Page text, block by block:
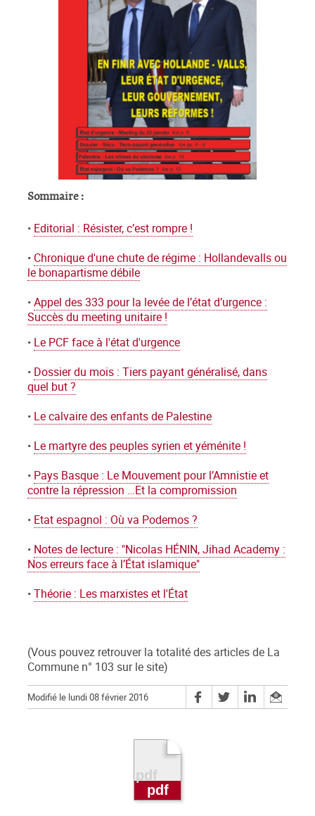
Sommaire :
• Editorial : Résister, c’est rompre !
• Chronique d'une chute de régime : Hollandevalls ou
le bonapartisme débile
•Appel des 333 pour la levée de l’état d’urgence :
Succès du meeting unitaire !
• Le PCF face à l'état d'urgence
• Dossier du mois : Tiers payant généralisé, dans
quel but ?
• Le calvaire des enfants de Palestine
• Le martyre des peuples syrien et yéménite !
• Pays Basque : Le Mouvement pour l’Amnistie et
contre la répression …Et la compromission
• Etat espagnol : Où va Podemos ?
• Notes de lecture : "Nicolas HÉNIN, Jihad Academy :
Nos erreurs face à l’État islamique"
•Théorie : Les marxistes et l'État
(Vous pouvez retrouver la totalité des articles de La
Commune n° 103 sur le site)
Modifié le lundi 08 février 2016